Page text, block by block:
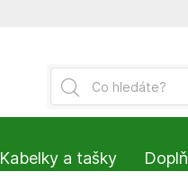
Kabelky a tašky